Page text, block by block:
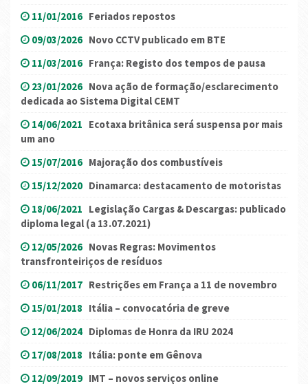
11/01/2016 Feriados repostos
09/03/2026 Novo CCTV publicado em BTE
11/03/2016 França: Registo dos tempos de pausa
23/01/2026 Nova ação de formação/esclarecimento
dedicada ao Sistema Digital CEMT
14/06/2021 Ecotaxa britânica será suspensa por mais
um ano
15/07/2016 Majoração dos combustíveis
15/12/2020 Dinamarca: destacamento de motoristas
18/06/2021 Legislação Cargas & Descargas: publicado
diploma legal (a 13.07.2021)
12/05/2026 Novas Regras: Movimentos
transfronteiriços de resíduos
06/11/2017 Restrições em França a 11 de novembro
15/01/2018 Itália – convocatória de greve
12/06/2024 Diplomas de Honra da IRU 2024
17/08/2018 Itália: ponte em Gênova
12/09/2019 IMT – novos serviços online